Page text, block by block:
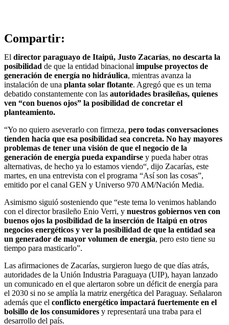
Compartir:
El director paraguayo de Itaipú, Justo Zacarías, no descarta la
posibilidad de que la entidad binacional impulse proyectos de
generación de energía no hidráulica, mientras avanza la
instalación de una planta solar flotante. Agregó que es un tema
debatido constantemente con las autoridades brasileñas, quienes
ven “con buenos ojos” la posibilidad de concretar el
planteamiento.
“Yo no quiero aseverarlo con firmeza, pero todas conversaciones
tienden hacia que esa posibilidad sea concreta. No hay mayores
problemas de tener una visión de que el negocio de la
generación de energía pueda expandirse y pueda haber otras
alternativas, de hecho ya lo estamos viendo“, dijo Zacarías, este
martes, en una entrevista con el programa “Así son las cosas”,
emitido por el canal GEN y Universo 970 AM/Nación Media.
Asimismo siguió sosteniendo que “este tema lo venimos hablando
con el director brasileño Enio Verri, y nuestros gobiernos ven con
buenos ojos la posibilidad de la inserción de Itaipú en otros
negocios energéticos y ver la posibilidad de que la entidad sea
un generador de mayor volumen de energía, pero esto tiene su
tiempo para masticarlo”.
Las afirmaciones de Zacarías, surgieron luego de que días atrás,
autoridades de la Unión Industria Paraguaya (UIP), hayan lanzado
un comunicado en el que alertaron sobre un déficit de energía para
el 2030 si no se amplía la matriz energética del Paraguay. Señalaron
además que el conflicto energético impactará fuertemente en el
bolsillo de los consumidores y representará una traba para el
desarrollo del país.